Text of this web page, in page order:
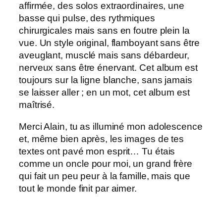
affirmée, des solos extraordinaires, une
basse qui pulse, des rythmiques
chirurgicales mais sans en foutre plein la
vue. Un style original, flamboyant sans être
aveuglant, musclé mais sans débardeur,
nerveux sans être énervant. Cet album est
toujours sur la ligne blanche, sans jamais
se laisser aller ; en un mot, cet album est
maîtrisé.
Merci Alain, tu as illuminé mon adolescence
et, même bien après, les images de tes
textes ont pavé mon esprit… Tu étais
comme un oncle pour moi, un grand frère
qui fait un peu peur à la famille, mais que
tout le monde finit par aimer.